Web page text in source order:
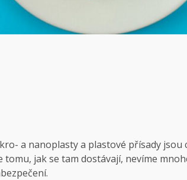
a nanoplasty a plastové přísady jsou
jak se tam dostávají, nevíme